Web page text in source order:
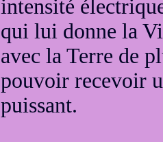
intensité
qui lui donne la
avec la Terre de
pouvoir recevoir
puissant.